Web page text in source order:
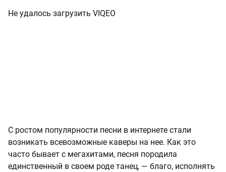
Не удалось загрузить VIQEO
С ростом популярности песни в интернете стали
возникать всевозможные каверы на нее. Как это
часто бывает с мегахитами, песня породила
единственный в своем роде танец, — благо, исполнять